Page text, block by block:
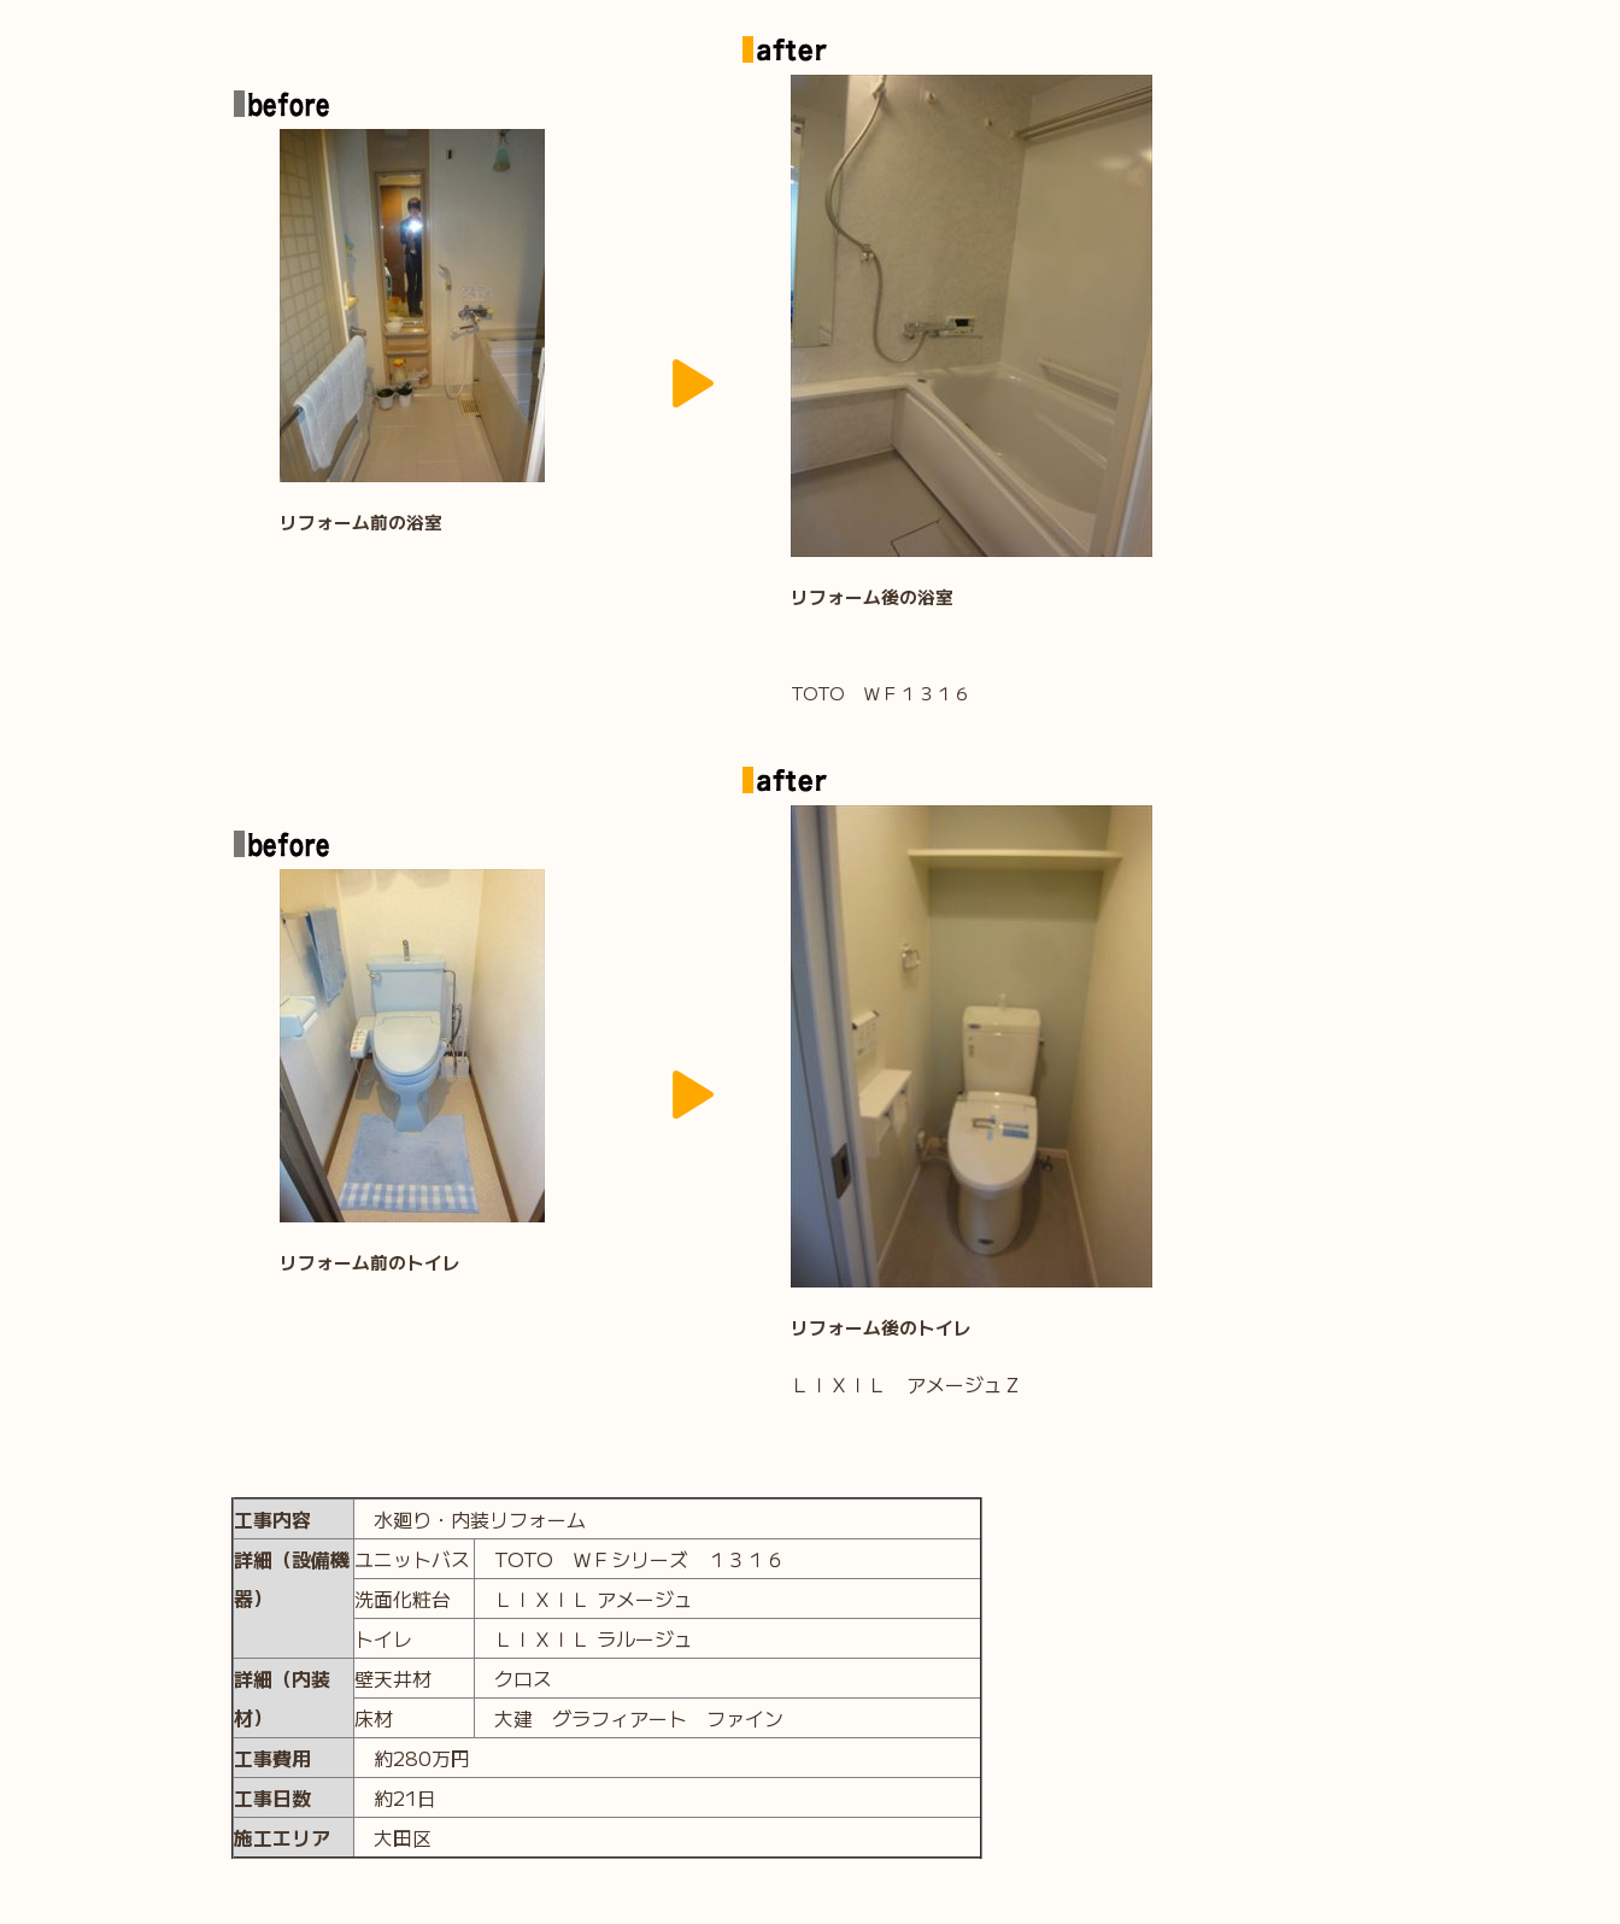
リフォーム前の浴室
リフォーム後の浴室
TOTO ＷＦ１３１６
リフォーム前のトイレ
リフォーム後のトイレ
ＬＩＸＩＬ アメージュＺ
工事内容
水廻り・内装リフォーム
詳細（設備機
器）
ユニットバス
TOTO ＷＦシリーズ １３１６
洗面化粧台
ＬＩＸＩＬ アメージュ
トイレ
ＬＩＸＩＬ ラルージュ
詳細（内装
材）
壁天井材
クロス
床材
大建 グラフィアート ファイン
工事費用
約280万円
工事日数
約21日
施工エリア
大田区